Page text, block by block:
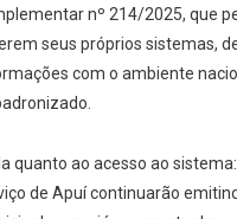
nº 214/2025, que
seus próprios sistemas,
com o ambiente
quanto ao acesso ao
de Apuí continuarão